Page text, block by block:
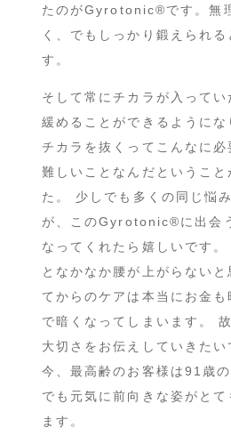
たのがGyrotonic®︎です。無
く、でもしっかり鍛えられ
す。
そして常にチカラが入って
緩めることができるように
チカラを抜くってこんなに必
難しいことなんだということ
た。 少しでも多くの同じ悩
が、このGyrotonic®︎に出会
なってくれたら嬉しいです
となかなか腰が上がらない
てからのケアは本当にお金も
で暗くなってしまいます。
大切さをお伝えしていきたい
今、最高齢のお客様は91歳
でも元気に前向きな姿がとて
ます。